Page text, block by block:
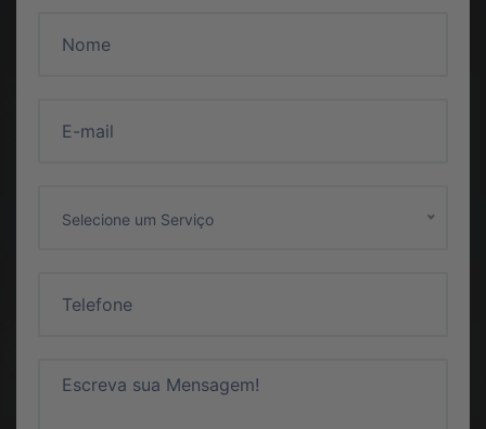
Selecione um Serviço